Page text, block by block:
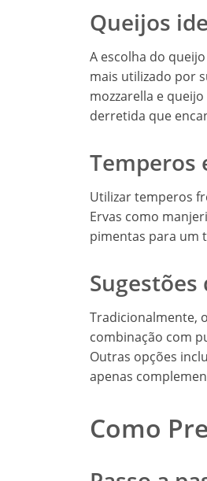
Queijos
A escolha do
mais utilizado por
mozzarella e
derretida que
Temperos
Utilizar temperos
Ervas como
pimentas para um
Tradicionalmente, o
combinação com
Outras opções
apenas
Como